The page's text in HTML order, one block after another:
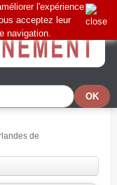
l'expérience
acceptez leur
navigation.
de